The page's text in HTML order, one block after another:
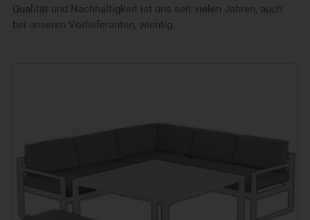
Qualität und Nachhaltigkeit ist uns seit vielen Jahren, auch
bei unseren Vorlieferanten, wichtig.